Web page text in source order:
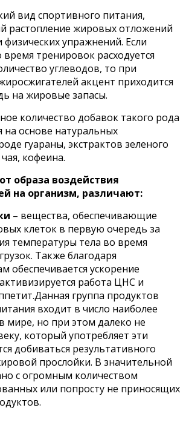
вид спортивного питания,
растопление жировых отложений
упражнений. Если
тренировок расходуется
углеводов, то при
акцент приходится
на жировые запасы.
количество добавок такого рода
на основе натуральных
гуараны, экстрактов зеленого
кофеина.
образа воздействия
на организм, различают:
– вещества, обеспечивающие
клеток в первую очередь за
температуры тела во время
Также благодаря
обеспечивается ускорение
работа ЦНС и
группа продуктов
входит в число наиболее
мире, но при этом далеко не
который употребляет эти
добиваться результативного
прослойки. В значительной
с огромным количеством
или попросту не приносящих